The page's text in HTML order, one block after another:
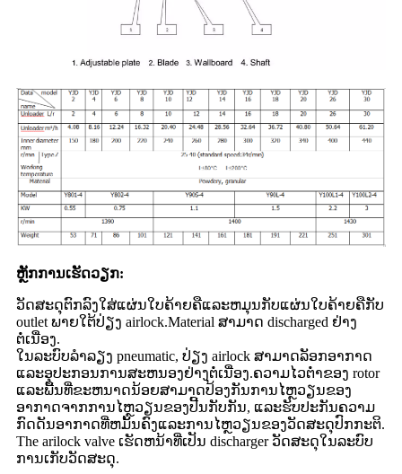
ຫຼັກ​ການ​ເຮັດ​ວຽກ​:
ວັດສະດຸຕົກລົງໃສ່ແຜ່ນໃບຄ້າຍຄືແລະຫມຸນກັບແຜ່ນໃບຄ້າຍຄືກັບ
outlet ພາຍໃຕ້ປ່ຽງ airlock.Material ສາມາດ discharged ຢ່າງ
ຕໍ່ເນື່ອງ.
ໃນລະບົບລໍາລຽງ pneumatic, ປ່ຽງ airlock ສາມາດລັອກອາກາດ
ແລະອຸປະກອນການສະຫນອງຢ່າງຕໍ່ເນື່ອງ.ຄວາມໄວຕ່ໍາຂອງ rotor
ແລະພື້ນທີ່ຂະຫນາດນ້ອຍສາມາດປ້ອງກັນການໄຫຼວຽນຂອງ
ອາກາດຈາກການໄຫຼວຽນຂອງປີ້ນກັບກັນ, ແລະຮັບປະກັນຄວາມ
ກົດດັນອາກາດທີ່ຫມັ້ນຄົງແລະການໄຫຼວຽນຂອງວັດສະດຸປົກກະຕິ.
The arilock valve ເຮັດຫນ້າທີ່ເປັນ discharger ວັດສະດຸໃນລະບົບ
ການເກັບວັດສະດຸ.